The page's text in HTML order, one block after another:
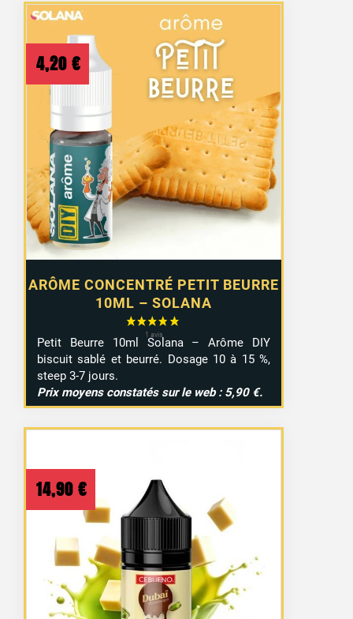
ARÔME CONCENTRÉ PETIT BEURRE
10ML – SOLANA
4,20 €
Petit Beurre 10ml Solana – Arôme DIY
biscuit sablé et beurré. Dosage 10 à 15 %,
steep 3-7 jours.
Prix moyens constatés sur le web : 5,90 €.
14,90 €